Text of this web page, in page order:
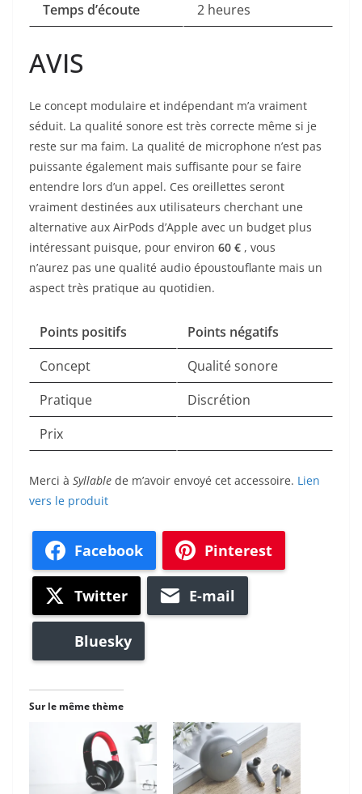
Temps d’écoute
2 heures
AVIS
Le concept modulaire et indépendant m’a vraiment
séduit. La qualité sonore est très correcte même si je
reste sur ma faim. La qualité de microphone n’est pas
puissante également mais suffisante pour se faire
entendre lors d’un appel. Ces oreillettes seront
vraiment destinées aux utilisateurs cherchant une
alternative aux AirPods d’Apple avec un budget plus
intéressant puisque, pour environ 60 € , vous
n’aurez pas une qualité audio époustouflante mais un
aspect très pratique au quotidien.
Points positifs
Points négatifs
Concept
Qualité sonore
Pratique
Discrétion
Prix
Merci à Syllable de m’avoir envoyé cet accessoire. Lien
vers le produit
Facebook Pinterest
Twitter E-mail
Bluesky
Sur le même thème